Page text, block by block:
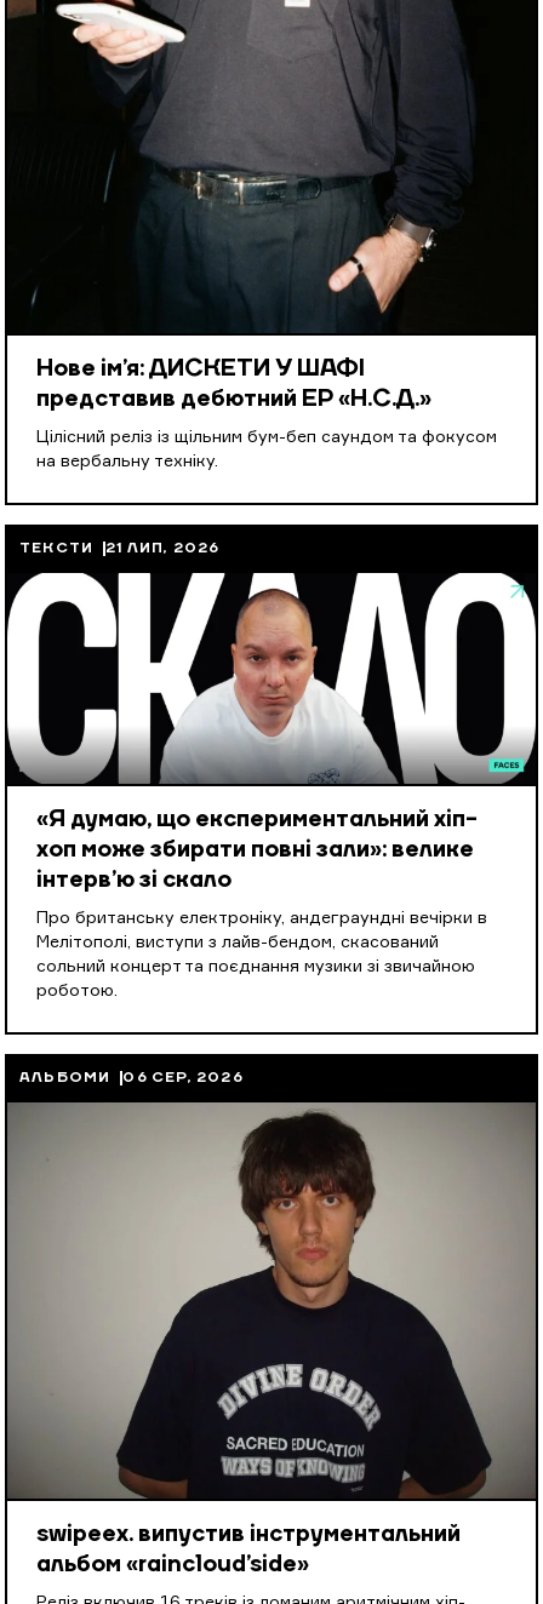
Нове ім’я: ДИСКЕТИ У ШАФІ
представив дебютний EP «Н.С.Д.»
Цілісний реліз із щільним бум-беп саундом та фокусом
на вербальну техніку.
ТЕКСТИ 21 ЛИП, 2026
«Я думаю, що експериментальний хіп-
хоп може збирати повні зали»: велике
інтерв’ю зі скало
Про британську електроніку, андеграундні вечірки в
Мелітополі, виступи з лайв-бендом, скасований
сольний концерт та поєднання музики зі звичайною
роботою.
АЛЬБОМИ 06 СЕР, 2026
swipeex. випустив інструментальний
альбом «raincloud’side»